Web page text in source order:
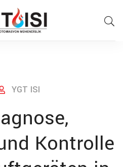
YGT ISI
Kontrolle